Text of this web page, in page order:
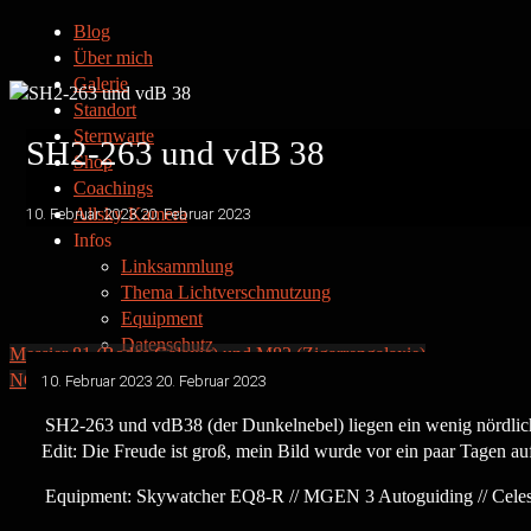
Blog
Über mich
Galerie
Standort
Sternwarte
Shop
Coachings
Allsky Kamera
Infos
Linksammlung
Thema Lichtverschmutzung
Equipment
Datenschutz
Privatsternwarte Winkerling
SH2-263 und vdB 38
10. Februar 202320. Februar 2023
Messier 81 (Bodes Galaxie) und M82 (Zigarrengalaxie)
NGC1333 – der Embryo Nebel
10. Februar 2023 20. Februar 2023
SH2-263 und vdB38 (der Dunkelnebel) liegen ein wenig
Edit: Die Freude ist groß, mein Bild wurde vor ein paar Tagen
Equipment: Skywatcher EQ8-R // MGEN 3 Autoguiding //